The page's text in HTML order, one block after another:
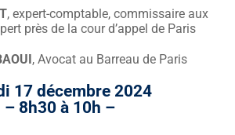
, expert-comptable, commissaire aux
près de la cour d’appel de Paris
, Avocat au Barreau de Paris
17 décembre 2024
– 8h30 à 10h –